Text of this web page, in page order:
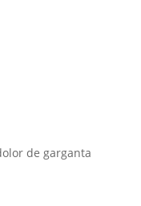
de garganta